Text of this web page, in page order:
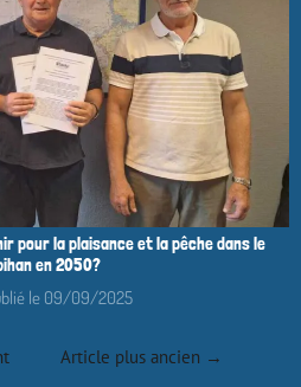
pour la plaisance et la pêche dans le
en 2050?
le 09/09/2025
Article plus ancien →